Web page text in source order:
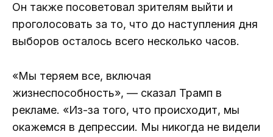
Он также посоветовал зрителям выйти и
проголосовать за то, что до наступления дня
выборов осталось всего несколько часов.
«Мы теряем все, включая
жизнеспособность», — сказал Трамп в
рекламе. «Из-за того, что происходит, мы
окажемся в депрессии. Мы никогда не видели